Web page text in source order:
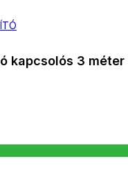
kapcsolós 3 méter